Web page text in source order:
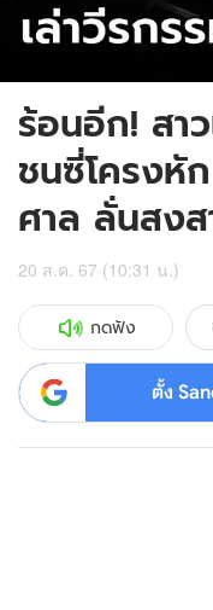
ร้อนอีก! สา
ชนซี่โครงหั
ศาล ลั่นสงส
20 ส.ค. 67 (10:31 น.)
กดฟัง
ตั้ง